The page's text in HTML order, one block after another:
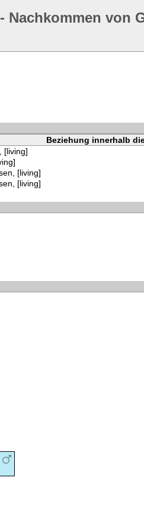
von
Beziehung innerhalb
[living]
[living]
[living]